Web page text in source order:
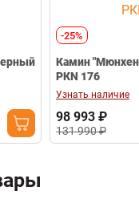
-25%
Камин
РКN 176
Узнать наличие
98 993 ₽
131 990 ₽